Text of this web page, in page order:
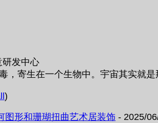
研发中心
，寄生在一个生物中。宇宙其实就是
)
图形和珊瑚扭曲艺术居装饰 - 2025/